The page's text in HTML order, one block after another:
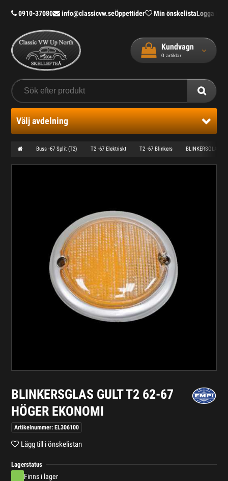
0910-37080 info@classicvw.seÖppettider Min önskelistaLogga in
Kundvagn
0 artiklar
Välj avdelning
Buss -67 Split (T2) T2 -67 Elektriskt T2 -67 Blinkers BLINKERSGLAS
BLINKERSGLAS GULT T2 62-67
HÖGER EKONOMI
Artikelnummer: EL306100
Lägg till i önskelistan
Lagerstatus
Finns i lager